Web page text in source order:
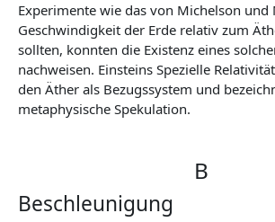
Experimente wie das von Michelson und
Geschwindigkeit der Erde relativ zum
sollten, konnten die Existenz eines
nachweisen. Einsteins Spezielle
den Äther als Bezugssystem und
metaphysische Spekulation.
B
Beschleunigung